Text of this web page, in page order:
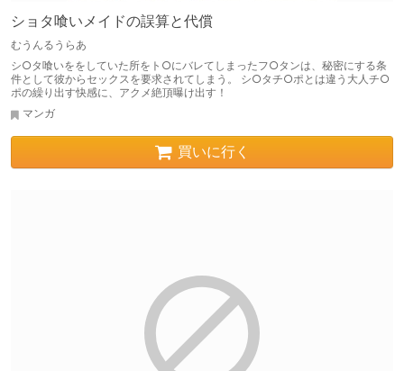
ショタ喰いメイドの誤算と代償
むうんるうらあ
シ○タ喰いををしていた所をト○にバレてしまったフ○タンは、秘密にする条
件として彼からセックスを要求されてしまう。 シ○タチ○ポとは違う大人チ○
ポの繰り出す快感に、アクメ絶頂曝け出す！
マンガ
買いに行く